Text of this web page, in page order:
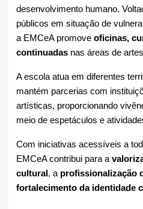
desenvolvimento humano.
públicos em situação de
a EMCeA promove oficinas,
continuadas nas áreas de
A escola atua em diferentes
mantém parcerias com
artísticas, proporcionando
meio de espetáculos e
Com iniciativas acessíveis a
EMCeA contribui para a
cultural, a profissionalização
fortalecimento da identidade